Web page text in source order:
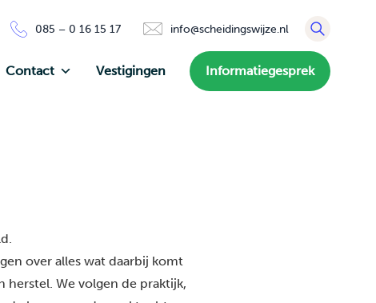
085 – 0 16 15 17 info@scheidingswijze.nl
Contact Vestigingen Informatiegesprek
over alles wat daarbij komt
We volgen de praktijk,